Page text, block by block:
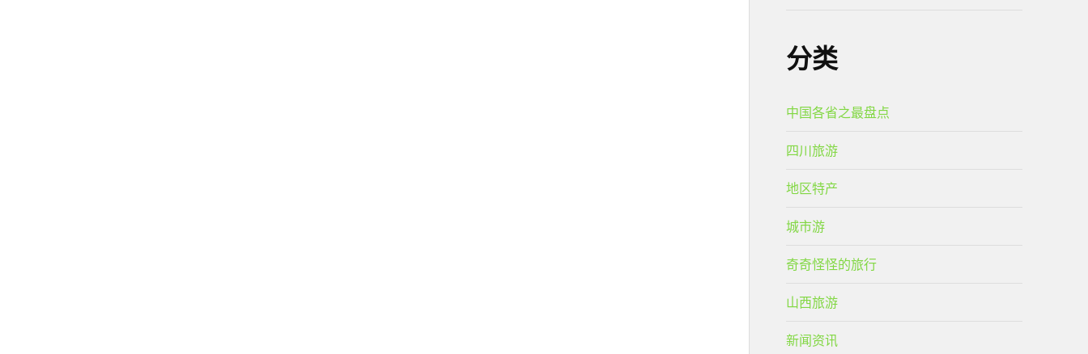
分类
中国各省之最盘点
四川旅游
地区特产
城市游
奇奇怪怪的旅行
山西旅游
新闻资讯